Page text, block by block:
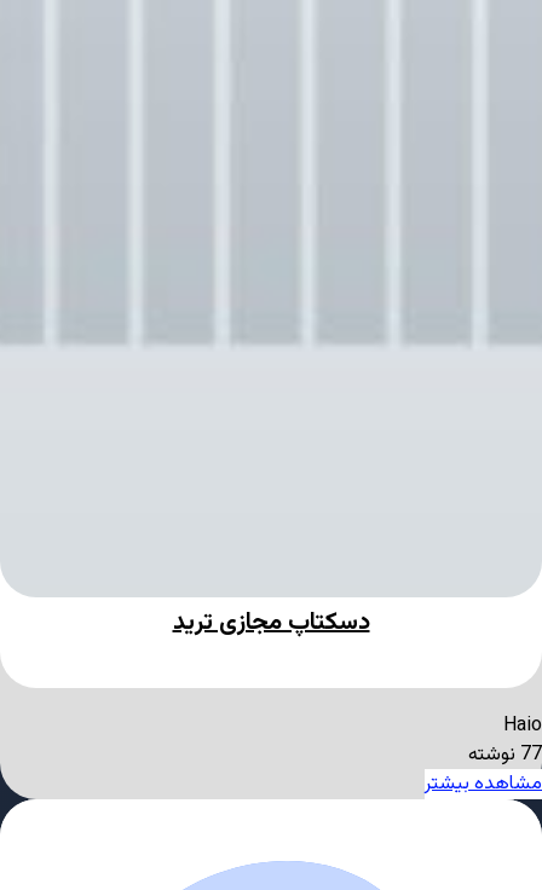
دسکتاپ مجازی ترید
Haio
77 نوشته
مشاهده بیشتر